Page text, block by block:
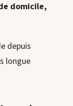
domicile,
depuis
longue